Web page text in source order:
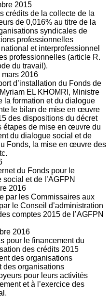
2015
crédits de la collecte de la
de 0,016% au titre de la
syndicales de
professionnelles
et interprofessionnel
professionnelles (article R.
du travail).
mars 2016
d’installation du Fonds de
EL KHOMRI, Ministre
la formation et du dialogue
le bilan de mise en œuvre
des dispositions du décret
étapes de mise en œuvre du
du dialogue social et de
Fonds, la mise en œuvre des
du Fonds pour le
et de l’AGFPN
2016
par les Commissaires aux
le Conseil d’administration
comptes 2015 de l’AGFPN
2016
pour le financement du
des crédits 2015
des organisations
des organisations
pour leurs activités
et à l’exercice des